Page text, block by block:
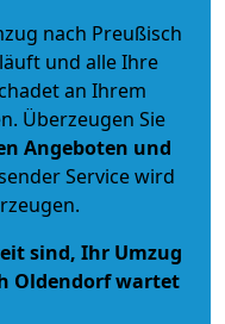
nach Preußisch
und alle Ihre
an Ihrem
Überzeugen Sie
Angeboten und
Service wird
sind, Ihr Umzug
Oldendorf wartet